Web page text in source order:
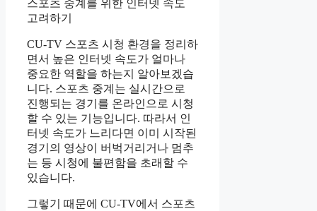
스포츠 중계를 위한 인터넷 속도
고려하기
CU-TV 스포츠 시청 환경을 정리하
면서 높은 인터넷 속도가 얼마나
중요한 역할을 하는지 알아보겠습
니다. 스포츠 중계는 실시간으로
진행되는 경기를 온라인으로 시청
할 수 있는 기능입니다. 따라서 인
터넷 속도가 느리다면 이미 시작된
경기의 영상이 버벅거리거나 멈추
는 등 시청에 불편함을 초래할 수
있습니다.
그렇기 때문에 CU-TV에서 스포츠